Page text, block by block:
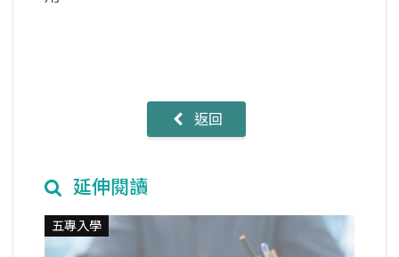
返回
延伸閱讀
五專入學